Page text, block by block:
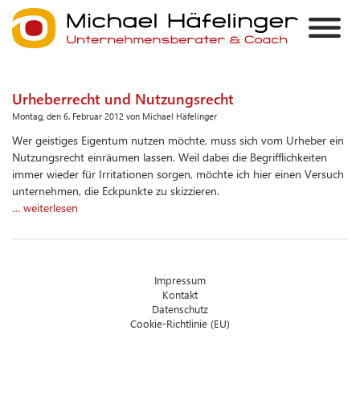
Urheberrecht und Nutzungsrecht
Montag, den 6. Februar 2012 von Michael Häfelinger
Wer geistiges Eigentum nutzen möchte, muss sich vom Urheber ein
Nutzungsrecht einräumen lassen. Weil dabei die Begrifflichkeiten
immer wieder für Irritationen sorgen, möchte ich hier einen Versuch
unternehmen, die Eckpunkte zu skizzieren.
… weiterlesen
Impressum
Kontakt
Datenschutz
Cookie-Richtlinie (EU)